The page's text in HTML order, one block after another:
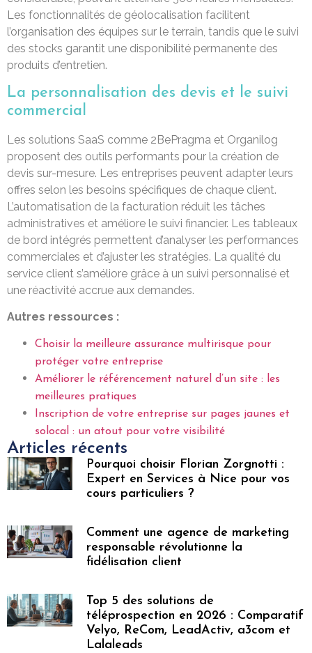
Les fonctionnalités de géolocalisation facilitent
l’organisation des équipes sur le terrain, tandis que le suivi
des stocks garantit une disponibilité permanente des
produits d’entretien.
La personnalisation des devis et le suivi
commercial
Les solutions SaaS comme 2BePragma et Organilog
proposent des outils performants pour la création de
devis sur-mesure. Les entreprises peuvent adapter leurs
offres selon les besoins spécifiques de chaque client.
L’automatisation de la facturation réduit les tâches
administratives et améliore le suivi financier. Les tableaux
de bord intégrés permettent d’analyser les performances
commerciales et d’ajuster les stratégies. La qualité du
service client s’améliore grâce à un suivi personnalisé et
une réactivité accrue aux demandes.
Autres ressources :
Choisir la meilleure assurance multirisque pour
protéger votre entreprise
Améliorer le référencement naturel d’un site : les
meilleures pratiques
Inscription de votre entreprise sur pages jaunes et
solocal : un atout pour votre visibilité
Articles récents
Pourquoi choisir Florian Zorgnotti :
Expert en Services à Nice pour vos
cours particuliers ?
Comment une agence de marketing
responsable révolutionne la
fidélisation client
Top 5 des solutions de
téléprospection en 2026 : Comparatif
Velyo, ReCom, LeadActiv, a3com et
Lalaleads